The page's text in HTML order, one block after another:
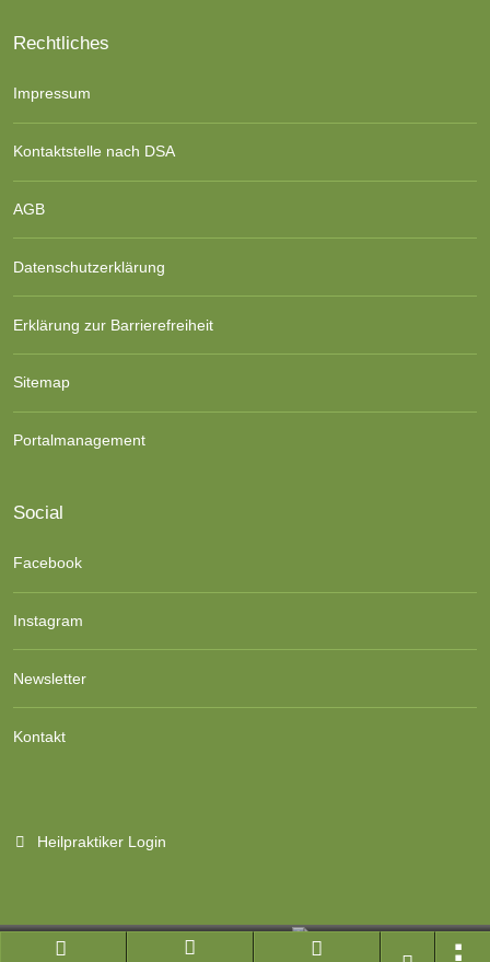
Rechtliches
Impressum
Kontaktstelle nach DSA
AGB
Datenschutzerklärung
Erklärung zur Barrierefreiheit
Sitemap
Portalmanagement
Social
Facebook
Instagram
Newsletter
Kontakt
Heilpraktiker Login
Branchenportal Software made in Germany